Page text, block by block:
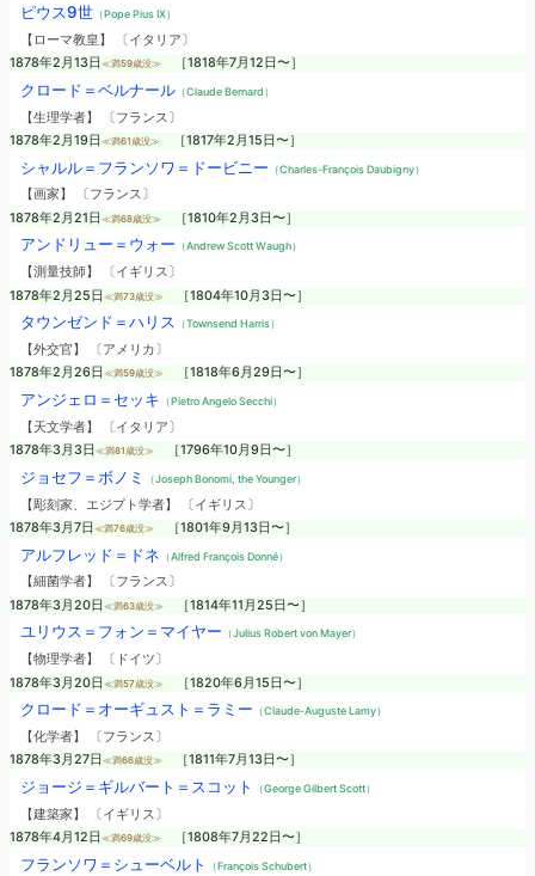
ピウス9世（Pope Pius IX）
【ローマ教皇】 〔イタリア〕
1878年2月13日 ≪満59歳没≫ ［1818年7月12日〜］
クロード＝ベルナール（Claude Bernard）
【生理学者】 〔フランス〕
1878年2月19日 ≪満61歳没≫ ［1817年2月15日〜］
シャルル＝フランソワ＝ドービニー （Charles-François Daubigny）
【画家】 〔フランス〕
1878年2月21日 ≪満68歳没≫ ［1810年2月3日〜］
アンドリュー＝ウォー （Andrew Scott Waugh）
【測量技師】 〔イギリス〕
1878年2月25日 ≪満73歳没≫ ［1804年10月3日〜］
タウンゼンド＝ハリス （Townsend Harris）
【外交官】 〔アメリカ〕
1878年2月26日 ≪満59歳没≫ ［1818年6月29日〜］
アンジェロ＝セッキ （Pietro Angelo Secchi）
【天文学者】 〔イタリア〕
1878年3月3日 ≪満81歳没≫ ［1796年10月9日〜］
ジョセフ＝ボノミ （Joseph Bonomi, the Younger）
【彫刻家、エジプト学者】 〔イギリス〕
1878年3月7日 ≪満76歳没≫ ［1801年9月13日〜］
アルフレッド＝ドネ （Alfred François Donné）
【細菌学者】 〔フランス〕
1878年3月20日 ≪満63歳没≫ ［1814年11月25日〜］
ユリウス＝フォン＝マイヤー （Julius Robert von Mayer）
【物理学者】 〔ドイツ〕
1878年3月20日 ≪満57歳没≫ ［1820年6月15日〜］
クロード＝オーギュスト＝ラミー （Claude-Auguste Lamy）
【化学者】 〔フランス〕
1878年3月27日 ≪満66歳没≫ ［1811年7月13日〜］
ジョージ＝ギルバート＝スコット （George Gilbert Scott）
【建築家】 〔イギリス〕
1878年4月12日 ≪満69歳没≫ ［1808年7月22日〜］
フランソワ＝シューベルト （François Schubert）